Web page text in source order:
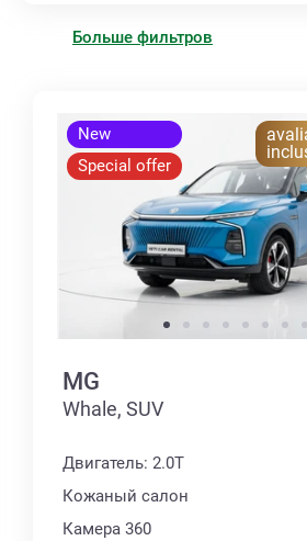
Больше фильтров
New
Special offer
MG
Whale, SUV
Двигатель: 2.0T
Кожаный салон
Камера 360